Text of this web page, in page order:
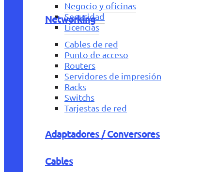
Negocio y oficinas
Seguridad
Licencias
Networking
Cables de red
Punto de acceso
Routers
Servidores de impresión
Racks
Switchs
Tarjestas de red
Adaptadores / Conversores
Cables